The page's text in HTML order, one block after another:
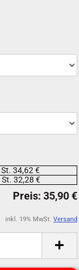
34,62 €
32,28 €
inkl. 19% MwSt. Versand